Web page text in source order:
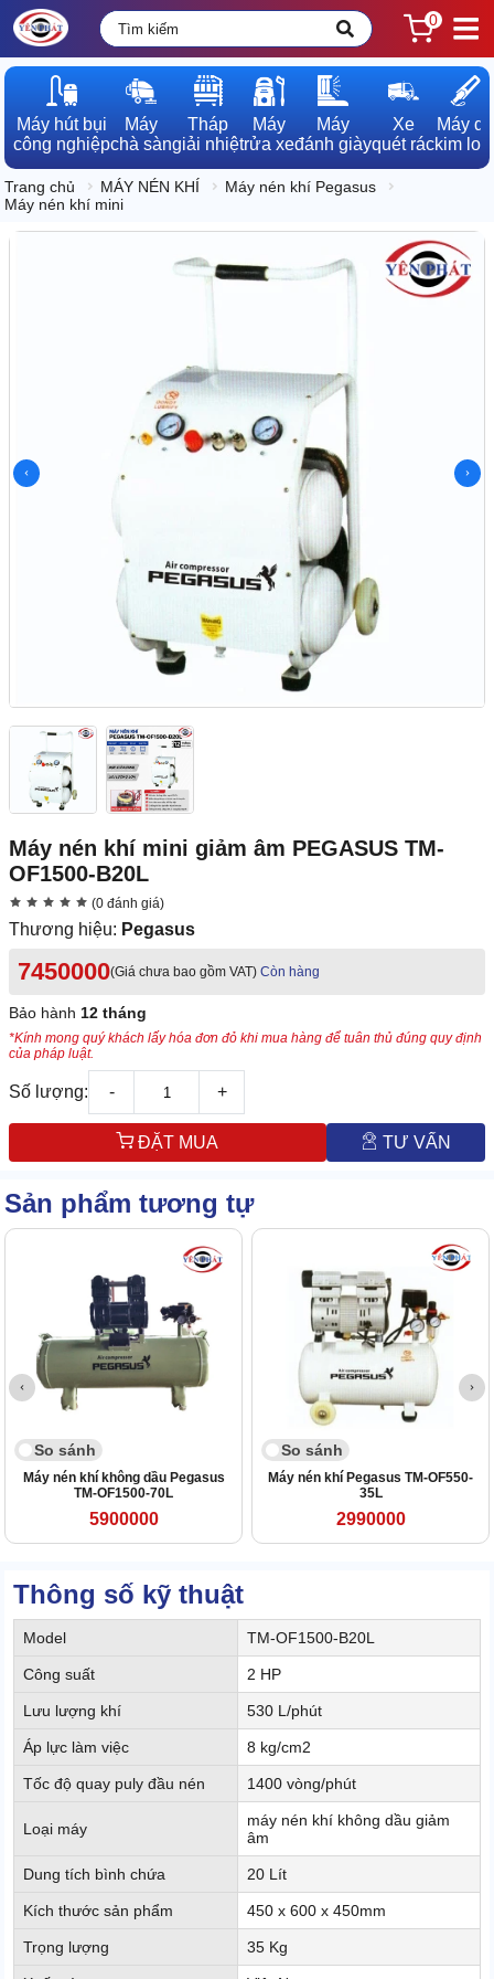
0
Máy hút bụi
công nghiệp
Máy
chà sàn
Tháp
giải nhiệt
Máy
rửa xe
Máy
đánh giày
Xe
quét rác
Máy dò
kim loại
Trang chủ MÁY NÉN KHÍ
Máy nén khí Pegasus
Máy nén khí mini
Máy nén khí mini giảm âm PEGASUS TM-
OF1500-B20L
(0 đánh giá)
Thương hiệu: Pegasus
7450000(Giá chưa bao gồm VAT) Còn hàng
Bảo hành 12 tháng
*Kính mong quý khách lấy hóa đơn đỏ khi mua hàng để tuân thủ đúng quy định
của pháp luật.
Số lượng: - +
ĐẶT MUA TƯ VẤN
Sản phẩm tương tự
So sánh
Máy nén khí không dầu Pegasus
TM-OF1500-70L
5900000
So sánh
Máy nén khí Pegasus TM-OF550-
35L
2990000
Thông số kỹ thuật
Model TM-OF1500-B20L
Công suất 2 HP
Lưu lượng khí 530 L/phút
Áp lực làm việc 8 kg/cm2
Tốc độ quay puly đầu nén 1400 vòng/phút
Loại máy
máy nén khí không dầu giảm
âm
Dung tích bình chứa 20 Lít
Kích thước sản phẩm 450 x 600 x 450mm
Trọng lượng 35 Kg